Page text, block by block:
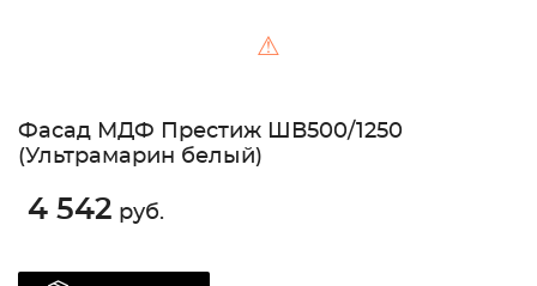
⚠
Фасад МДФ Престиж ШВ500/1250
(Ультрамарин белый)
4 542 руб.